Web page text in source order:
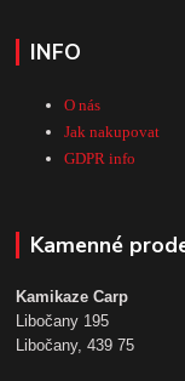
INFO
O nás
Jak nakupovat
GDPR info
Kamenné
Kamikaze Carp
Libočany 195
Libočany, 439 75